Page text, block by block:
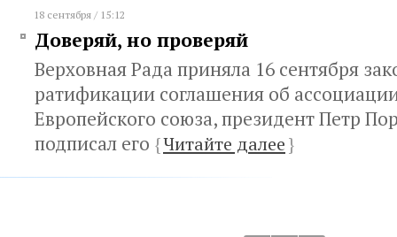
18 сентября / 15:12
Доверяй, но проверяй
Верховная Рада приняла 16 сентября
ратификации соглашения об
Европейского союза, президент Петр
подписал его {Читайте далее}